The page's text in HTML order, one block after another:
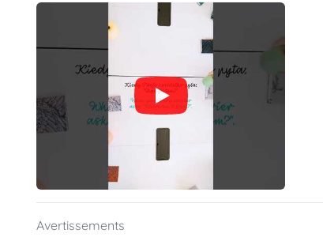
Avertissements